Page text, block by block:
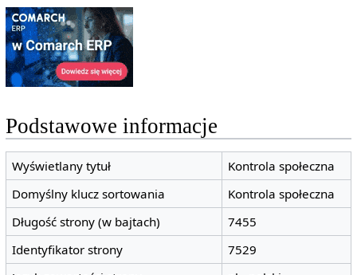
Podstawowe informacje
Wyświetlany tytuł
Kontrola społeczna
Domyślny klucz sortowania
Kontrola społeczna
Długość strony (w bajtach)
7455
Identyfikator strony
7529